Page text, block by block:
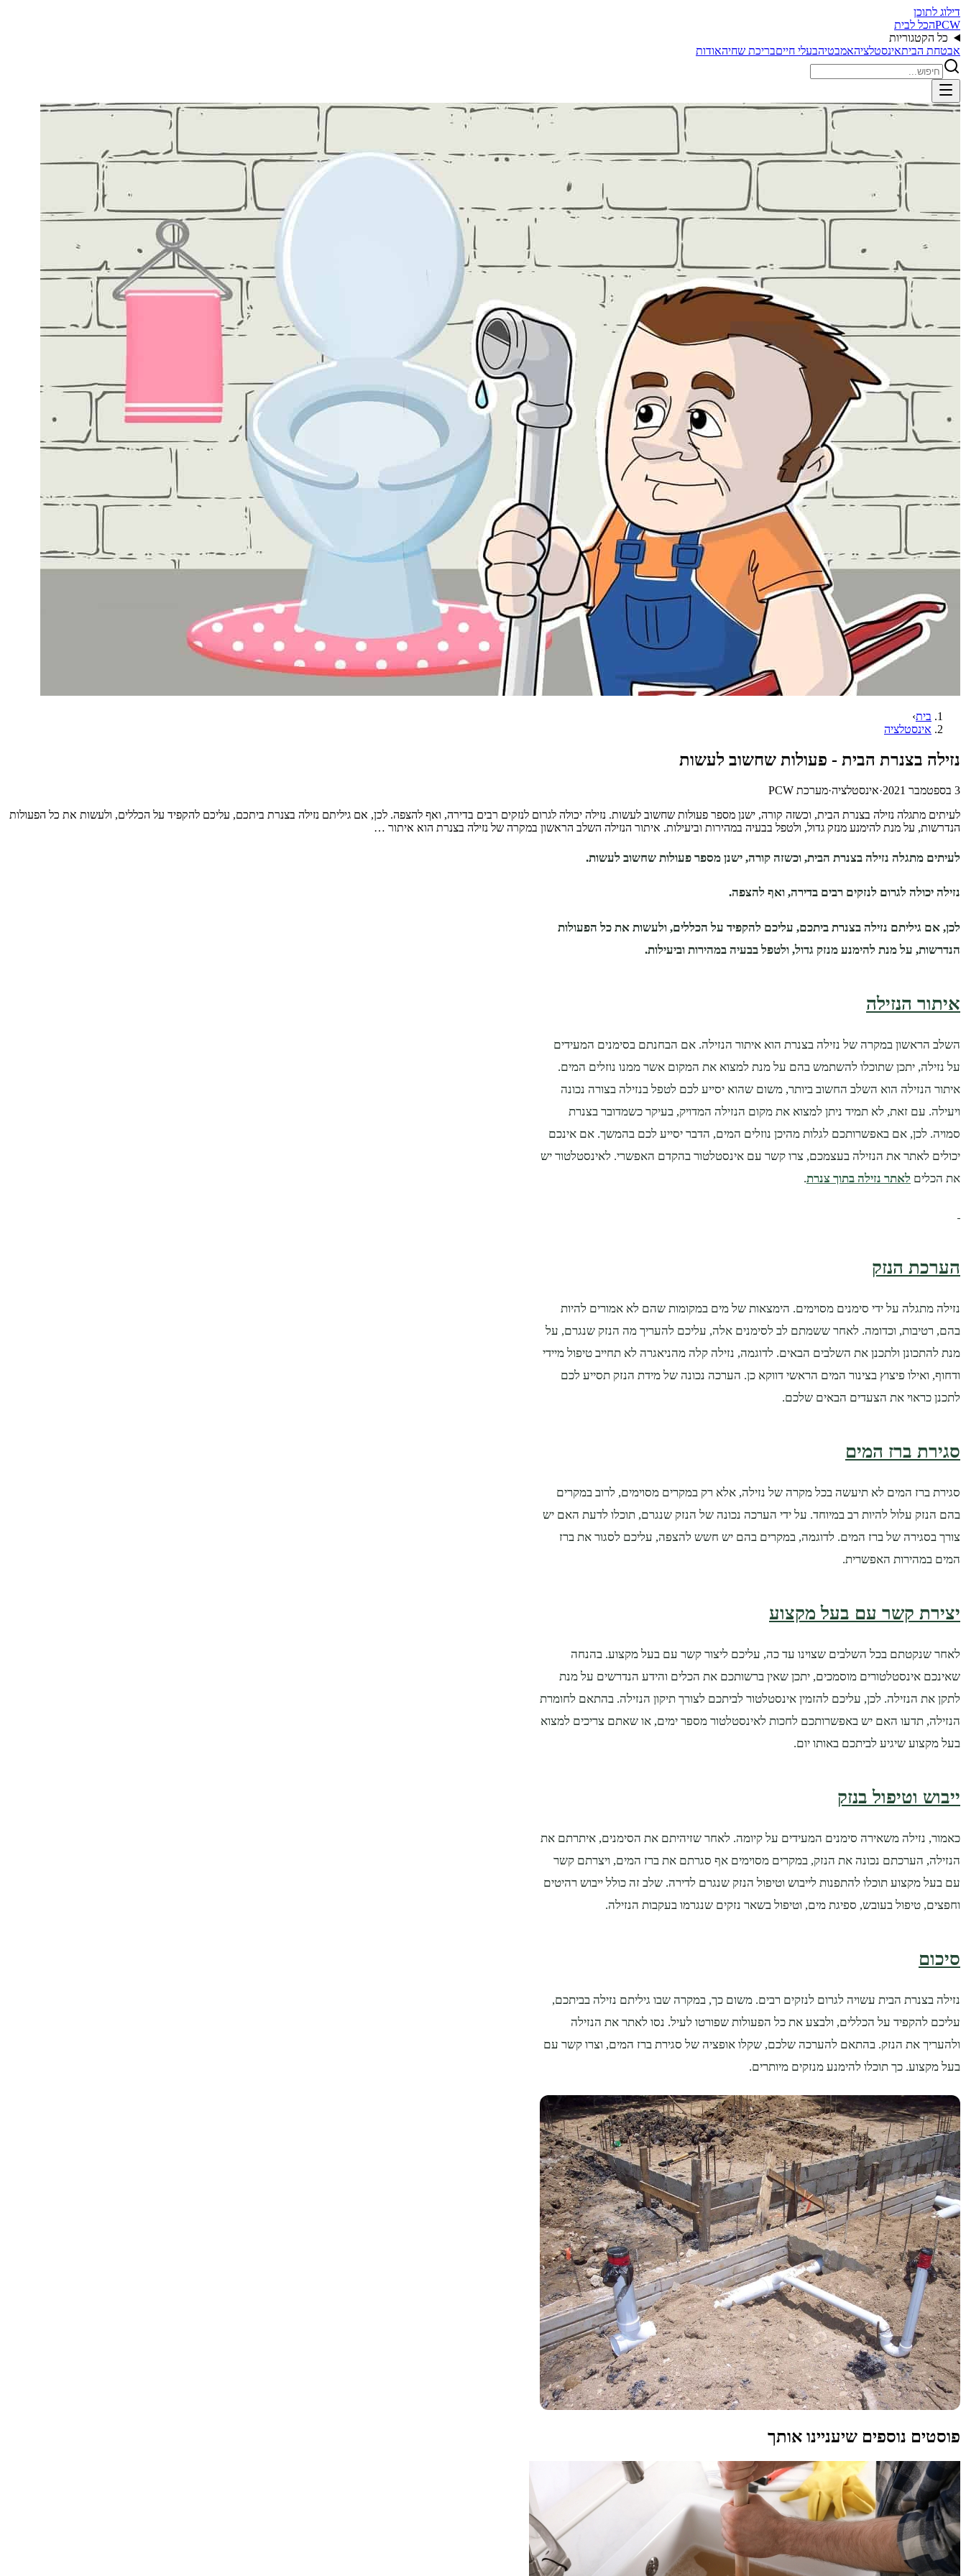
דילוג לתוכן
PCWהכל לבית
כל הקטגוריות
אבטחת הביתאינסטלציהאמבטיהבעלי חייםבריכת שחיהאודות
בית›
אינסטלציה
נזילה בצנרת הבית - פעולות שחשוב לעשות
3 בספטמבר 2021 ·אינסטלציה·מערכת PCW
לעיתים מתגלה נזילה בצנרת הבית, וכשזה קורה, ישנן מספר פעולות שחשוב לעשות. נזילה יכולה לגרום לנזקים רבים בדירה, ואף להצפה. לכן, אם גיליתם נזילה בצנרת ביתכם, עליכם להקפיד על הכללים, ולעשות את כל הפעולות
הנדרשות, על מנת להימנע מנזק גדול, ולטפל בבעיה במהירות וביעילות. איתור הנזילה השלב הראשון במקרה של נזילה בצנרת הוא איתור …
לעיתים מתגלה נזילה בצנרת הבית, וכשזה קורה, ישנן מספר פעולות שחשוב לעשות.
נזילה יכולה לגרום לנזקים רבים בדירה, ואף להצפה.
לכן, אם גיליתם נזילה בצנרת ביתכם, עליכם להקפיד על הכללים, ולעשות את כל הפעולות
הנדרשות, על מנת להימנע מנזק גדול, ולטפל בבעיה במהירות וביעילות.
איתור הנזילה
השלב הראשון במקרה של נזילה בצנרת הוא איתור הנזילה. אם הבחנתם בסימנים המעידים
על נזילה, יתכן שתוכלו להשתמש בהם על מנת למצוא את המקום אשר ממנו נוזלים המים.
איתור הנזילה הוא השלב החשוב ביותר, משום שהוא יסייע לכם לטפל בנזילה בצורה נכונה
ויעילה. עם זאת, לא תמיד ניתן למצוא את מקום הנזילה המדויק, בעיקר כשמדובר בצנרת
סמויה. לכן, אם באפשרותכם לגלות מהיכן נוזלים המים, הדבר יסייע לכם בהמשך. אם אינכם
יכולים לאתר את הנזילה בעצמכם, צרו קשר עם אינסטלטור בהקדם האפשרי. לאינסטלטור יש
את הכלים לאתר נזילה בתוך צנרת.
הערכת הנזק
נזילה מתגלה על ידי סימנים מסוימים. הימצאות של מים במקומות שהם לא אמורים להיות
בהם, רטיבות, וכדומה. לאחר ששמתם לב לסימנים אלה, עליכם להעריך מה הנזק שנגרם, על
מנת להתכונן ולתכנן את השלבים הבאים. לדוגמה, נזילה קלה מהניאגרה לא תחייב טיפול מיידי
ודחוף, ואילו פיצוץ בצינור המים הראשי דווקא כן. הערכה נכונה של מידת הנזק תסייע לכם
לתכנן כראוי את הצעדים הבאים שלכם.
סגירת ברז המים
סגירת ברז המים לא תיעשה בכל מקרה של נזילה, אלא רק במקרים מסוימים, לרוב במקרים
בהם הנזק עלול להיות רב במיוחד. על ידי הערכה נכונה של הנזק שנגרם, תוכלו לדעת האם יש
צורך בסגירה של ברז המים. לדוגמה, במקרים בהם יש חשש להצפה, עליכם לסגור את ברז
המים במהירות האפשרית.
יצירת קשר עם בעל מקצוע
לאחר שנקטתם בכל השלבים שצוינו עד כה, עליכם ליצור קשר עם בעל מקצוע. בהנחה
שאינכם אינסטלטורים מוסמכים, יתכן שאין ברשותכם את הכלים והידע הנדרשים על מנת
לתקן את הנזילה. לכן, עליכם להזמין אינסטלטור לביתכם לצורך תיקון הנזילה. בהתאם לחומרת
הנזילה, תדעו האם יש באפשרותכם לחכות לאינסטלטור מספר ימים, או שאתם צריכים למצוא
בעל מקצוע שיגיע לביתכם באותו יום.
ייבוש וטיפול בנזק
כאמור, נזילה משאירה סימנים המעידים על קיומה. לאחר שזיהיתם את הסימנים, איתרתם את
הנזילה, הערכתם נכונה את הנזק, במקרים מסוימים אף סגרתם את ברז המים, ויצרתם קשר
עם בעל מקצוע תוכלו להתפנות לייבוש וטיפול הנזק שנגרם לדירה. שלב זה כולל ייבוש רהיטים
וחפצים, טיפול בעובש, ספיגת מים, וטיפול בשאר נזקים שנגרמו בעקבות הנזילה.
סיכום
נזילה בצנרת הבית עשויה לגרום לנזקים רבים. משום כך, במקרה שבו גיליתם נזילה בביתכם,
עליכם להקפיד על הכללים, ולבצע את כל הפעולות שפורטו לעיל. נסו לאתר את הנזילה
ולהעריך את הנזק. בהתאם להערכה שלכם, שקלו אופציה של סגירת ברז המים, וצרו קשר עם
בעל מקצוע. כך תוכלו להימנע מנזקים מיותרים.
פוסטים נוספים שיעניינו אותך